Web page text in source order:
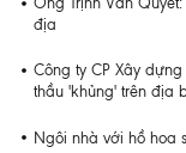
địa
Công ty CP Xây
thầu 'khủng' trên địa
Ngôi nhà với hồ hoa